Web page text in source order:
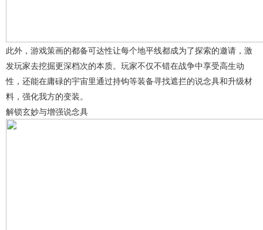
此外，游戏策画的都备可达性让每个地平线都成为了探索的邀请，激
发玩家去挖掘更深档次的本质。玩家不仅不错在战争中享受高生动
性，还能在庸碌的宇宙里通过持钩等装备寻找遮拦的说念具和升级材
料，强化我方的变装。
解锁玄妙与增强说念具